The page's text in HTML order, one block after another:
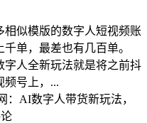
似模版的数字人短视频账
单，最差也有几百单。
人全新玩法就是将之前抖
频号上，...
：AI数字人带货新玩法，